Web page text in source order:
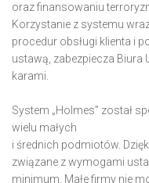
oraz finansowaniu
Korzystanie z systemu
procedur obsługi klienta i
ustawą, zabezpiecza Biura
karami.
System „Holmes” został
wielu małych
i średnich podmiotów.
związane z wymogami
minimum. Małe firmy nie